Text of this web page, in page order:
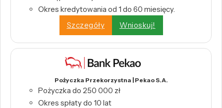
Okres kredytowania od 1 do 60 miesięcy.
Szczegóły
Wnioskuj!
Pożyczka Przekorzystna | Pekao S.A.
Pożyczka do 250 000 zł
Okres spłaty do 10 lat